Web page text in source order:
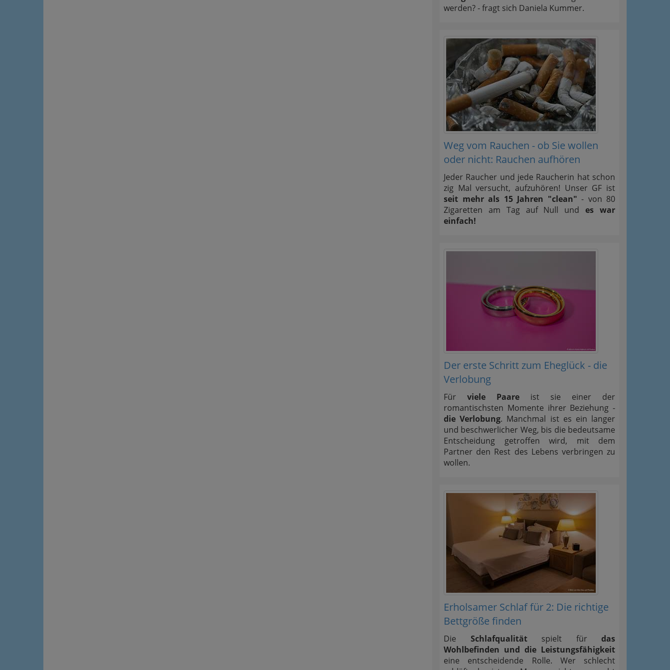
werden? - fragt sich Daniela Kummer.
Weg vom Rauchen - ob Sie wollen
oder nicht: Rauchen aufhören
Jeder Raucher und jede Raucherin hat schon
zig Mal versucht, aufzuhören! Unser GF ist
seit mehr als 15 Jahren "clean" - von 80
Zigaretten am Tag auf Null undes war
einfach!
Der erste Schritt zum Eheglück - die
Verlobung
Für viele Paare ist sie einer der
romantischsten Momente ihrer Beziehung -
die Verlobung. Manchmal ist es ein langer
und beschwerlicher Weg, bis die bedeutsame
Entscheidung getroffen wird, mit dem
Partner den Rest des Lebens verbringen zu
wollen.
Erholsamer Schlaf für 2: Die richtige
Bettgröße finden
Die Schlafqualitätspielt für das
Wohlbefinden und die Leistungsfähigkeit
eine entscheidende Rolle. Wer schlecht